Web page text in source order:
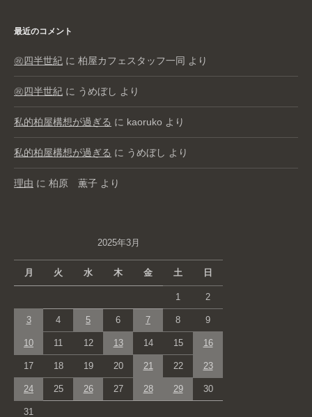
最近のコメント
㊗️四半世紀 に 柏屋カフェスタッフ一同 より
㊗️四半世紀 に うめぼし より
私的柏屋構想が過ぎる に kaoruko より
私的柏屋構想が過ぎる に うめぼし より
理由 に 柏原 薫子 より
2025年3月
月 火 水 木 金 土 日
1 2
3 4 5 6 7 8 9
10 11 12 13 14 15 16
17 18 19 20 21 22 23
24 25 26 27 28 29 30
31